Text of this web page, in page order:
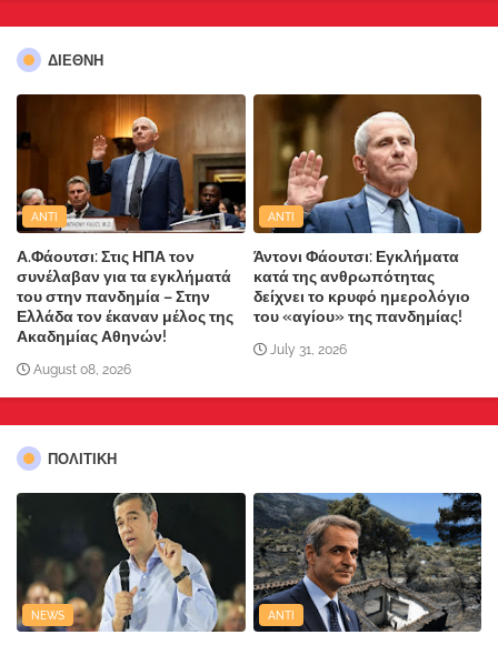
ΔΙΕΘΝΗ
ANTI
Α.Φάουτσι: Στις ΗΠΑ τον
συνέλαβαν για τα εγκλήματά
του στην πανδημία – Στην
Ελλάδα τον έκαναν μέλος της
Ακαδημίας Αθηνών!
August 08, 2026
ANTI
Άντονι Φάουτσι: Εγκλήματα
κατά της ανθρωπότητας
δείχνει το κρυφό ημερολόγιο
του «αγίου» της πανδημίας!
July 31, 2026
ΠΟΛΙΤΙΚΗ
NEWS ANTI